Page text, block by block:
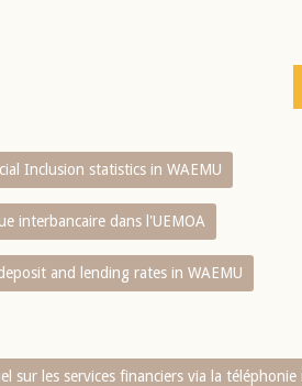
Inclusion statistics in WAEMU
interbancaire dans l'UEMOA
and lending rates in WAEMU
sur les services financiers via la téléphonie